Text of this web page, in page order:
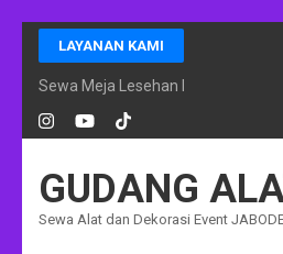
Lompat
ke
konten
(Tekan
Enter)
LAYANAN KAMI
Sewa Meja Lesehan Event
GUDANG
Sewa Alat dan Dekorasi Event